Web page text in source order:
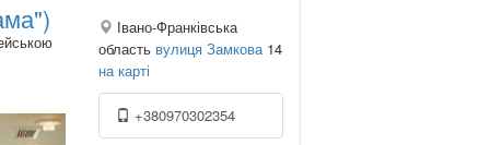
Івано-Франківська
область вулиця Замкова14
на карті
+380970302354